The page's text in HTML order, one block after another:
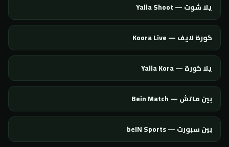
يلا شوت — Yalla Shoot
كورة لايف — Koora Live
يلا كورة — Yalla Kora
بين ماتش — Bein Match
بين سبورت — beIN Sports